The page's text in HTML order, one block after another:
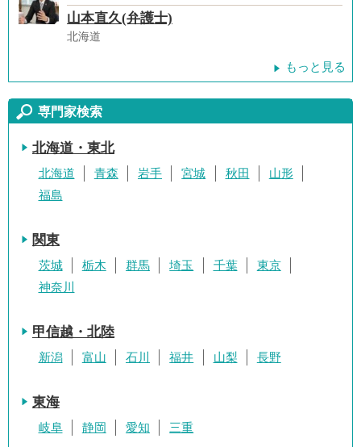
山本直久(弁護士)
北海道
もっと見る
専門家検索
北海道・東北
北海道 青森 岩手 宮城 秋田
山形
福島
関東
茨城 栃木 群馬 埼玉 千葉
東京
神奈川
甲信越・北陸
新潟 富山 石川 福井 山梨 長野
東海
岐阜 静岡 愛知 三重